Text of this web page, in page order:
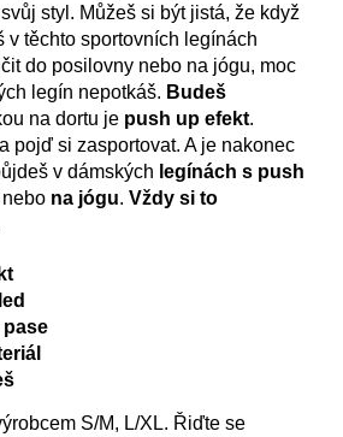
styl. Můžeš si být jistá, že když
v těchto sportovních legínách
do posilovny nebo na jógu, moc
legín nepotkáš. Budeš
na dortu je push up efekt.
pojď si zasportovat. A je nakonec
v dámských legínách s push
nebo na jógu. Vždy si to
S/M, L/XL. Řiďte se